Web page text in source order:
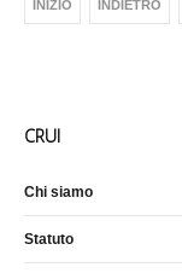
INIZIO INDIETRO
CRUI
Chi siamo
Statuto